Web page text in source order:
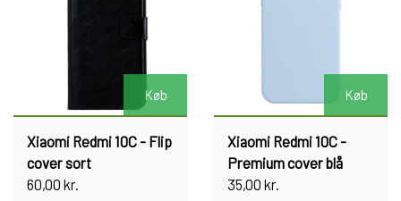
Køb
Xiaomi Redmi 10C - Flip
cover sort
60,00 kr.
Køb
Xiaomi Redmi 10C -
Premium cover blå
35,00 kr.